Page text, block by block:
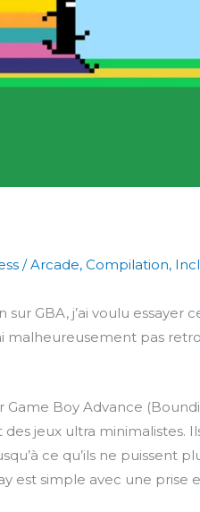
/Arcade, Compilation,
GBA, j’ai voulu
malheureusement pas
Game Boy Advance
des jeux ultra
ce qu’ils ne puissent
est simple avec une prise